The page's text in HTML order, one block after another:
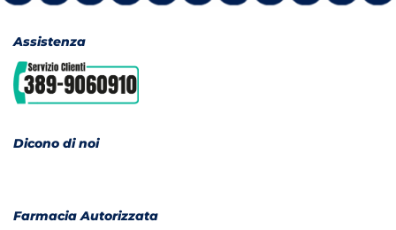
Assistenza
Dicono di noi
Farmacia Autorizzata